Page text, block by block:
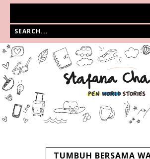
TUMBUH BERSAMA